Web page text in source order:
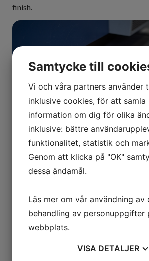
finish.​​​​​​​
Order
ge er bästa möjliga kvalitet och
önskar vi underlag vid beställningar
förfrågningar i första hand som stp-
dwg- eller dxf-fil i skala 1:1. Men vi
underlag vänligenkontakta oss.​​​​​​​
Samtycke till
Vi och våra partners använder
inklusive cookies, för att samla
information om dig för olika
inklusive: bättre
funktionalitet, statistik och
Genom att klicka på "OK"
dessa ändamål.
Läs mer om vår användning av
behandling av personuppgifter
webbplats.
VISA DETALJER